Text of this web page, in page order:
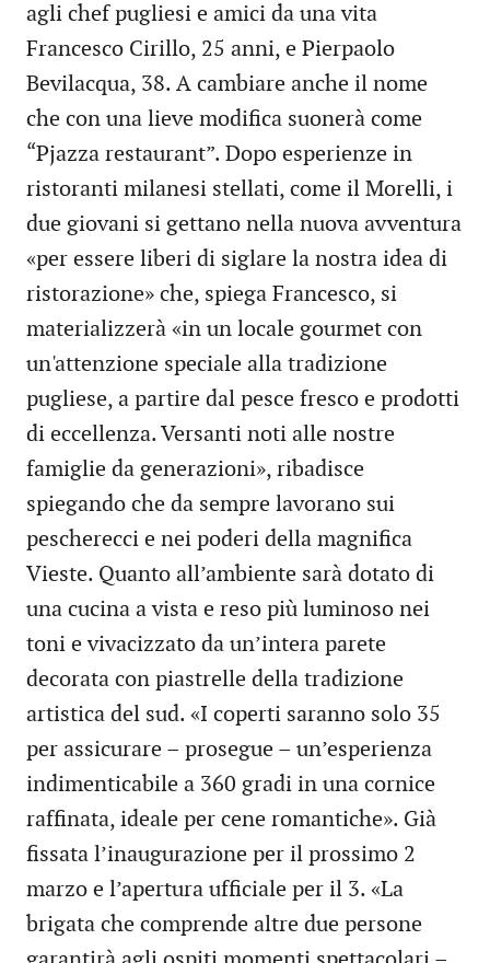
agli chef pugliesi e amici da una vita
Francesco Cirillo, 25 anni, e Pierpaolo
Bevilacqua, 38. A cambiare anche il nome
che con una lieve modifica suonerà come
“Pjazza restaurant”. Dopo esperienze in
ristoranti milanesi stellati, come il Morelli, i
due giovani si gettano nella nuova avventura
«per essere liberi di siglare la nostra idea di
ristorazione» che, spiega Francesco, si
materializzerà «in un locale gourmet con
un'attenzione speciale alla tradizione
pugliese, a partire dal pesce fresco e prodotti
di eccellenza. Versanti noti alle nostre
famiglie da generazioni», ribadisce
spiegando che da sempre lavorano sui
pescherecci e nei poderi della magnifica
Vieste. Quanto all’ambiente sarà dotato di
una cucina a vista e reso più luminoso nei
toni e vivacizzato da un’intera parete
decorata con piastrelle della tradizione
artistica del sud. «I coperti saranno solo 35
per assicurare – prosegue – un’esperienza
indimenticabile a 360 gradi in una cornice
raffinata, ideale per cene romantiche». Già
fissata l’inaugurazione per il prossimo 2
marzo e l’apertura ufficiale per il 3. «La
brigata che comprende altre due persone